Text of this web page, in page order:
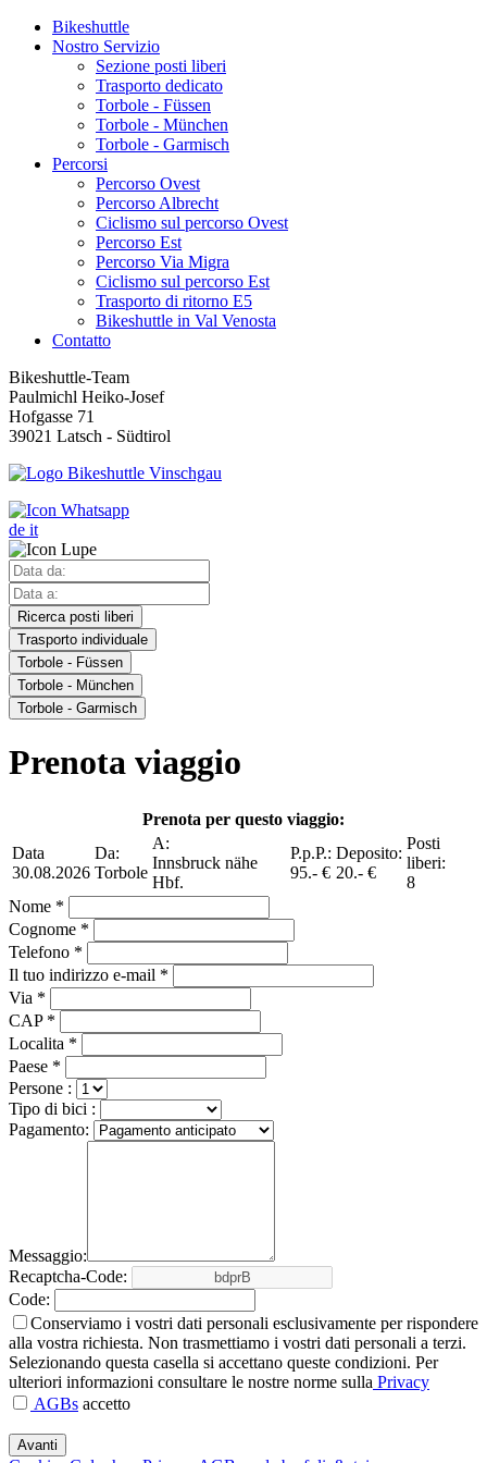
Bikeshuttle
Nostro Servizio
Sezione posti liberi
Trasporto dedicato
Torbole - Füssen
Torbole - München
Torbole - Garmisch
Percorsi
Percorso Ovest
Percorso Albrecht
Ciclismo sul percorso Ovest
Percorso Est
Percorso Via Migra
Ciclismo sul percorso Est
Trasporto di ritorno E5
Bikeshuttle in Val Venosta
Contatto
Bikeshuttle-Team
Paulmichl Heiko-Josef
Hofgasse 71
39021 Latsch - Südtirol
de it
Ricerca posti liberi
Trasporto individuale
Torbole - Füssen
Torbole - München
Torbole - Garmisch
Prenota viaggio
Prenota per questo viaggio:
Data
30.08.2026
Da:
Torbole
A:
Innsbruck nähe
Hbf.
P.p.P.:
95.- €
Deposito:
20.- €
Posti
liberi:
8
Nome *
Cognome *
Telefono *
Il tuo indirizzo e-mail *
Via *
CAP *
Localita *
Paese *
Persone :
Tipo di bici :
Pagamento:
Messaggio:
Recaptcha-Code:
Code:
Conserviamo i vostri dati personali esclusivamente per rispondere
alla vostra richiesta. Non trasmettiamo i vostri dati personali a terzi.
Selezionando questa casella si accettano queste condizioni. Per
ulteriori informazioni consultare le nostre norme sulla Privacy
AGBs accetto